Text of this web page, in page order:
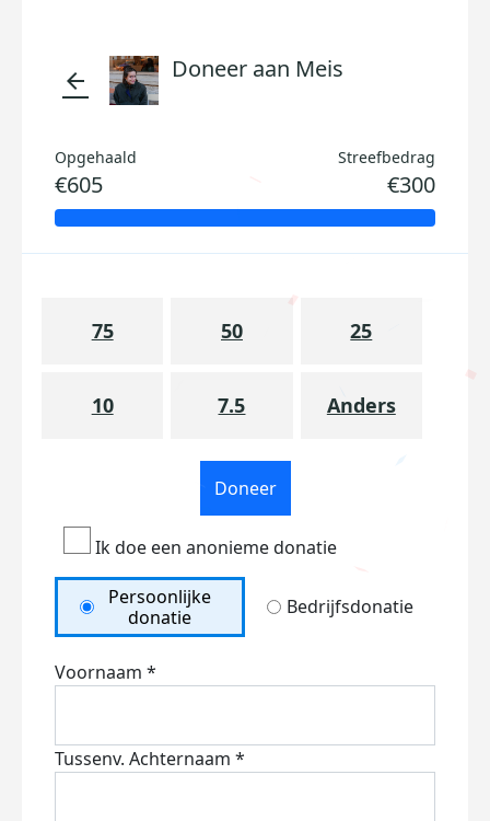
arrow_back Doneer aan Meis
Opgehaald
€605
Streefbedrag
€300
75 50 25
10 7.5 Anders
Doneer
Ik doe een anonieme donatie
Persoonlijke
donatie
Bedrijfsdonatie
Voornaam *
Tussenv. Achternaam *